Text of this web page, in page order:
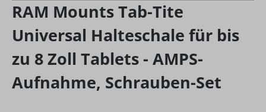
RAM Mounts Tab-Tite
Universal Halteschale für bis
zu 8 Zoll Tablets - AMPS-
Aufnahme, Schrauben-Set